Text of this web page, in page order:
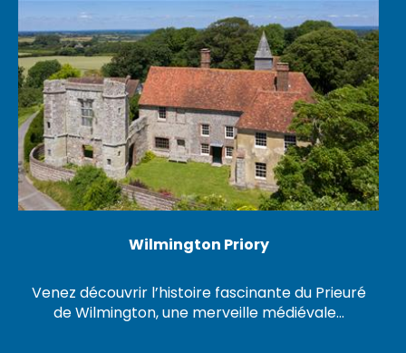
Wilmington Priory
Venez découvrir l’histoire fascinante du Prieuré
de Wilmington, une merveille médiévale…